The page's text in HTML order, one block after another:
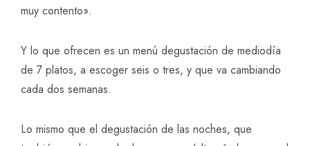
muy contento».
Y lo que ofrecen es un menú degustación de mediodía
de 7 platos, a escoger seis o tres, y que va cambiando
cada dos semanas.
Lo mismo que el degustación de las noches, que